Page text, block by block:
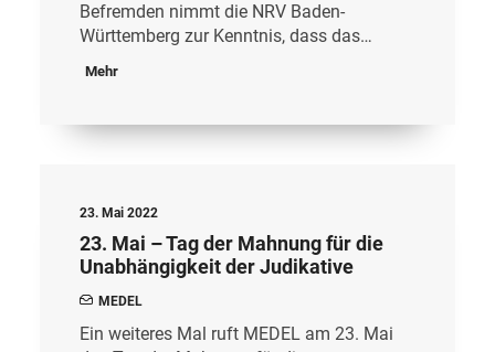
Befremden nimmt die NRV Baden-
Württemberg zur Kenntnis, dass das…
Mehr
23. Mai 2022
23. Mai – Tag der Mahnung für die
Unabhängigkeit der Judikative
MEDEL
Ein weiteres Mal ruft MEDEL am 23. Mai